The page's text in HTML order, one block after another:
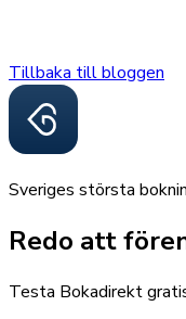
Tillbaka till bloggen
Sveriges största
Redo att
Testa Bokadirekt